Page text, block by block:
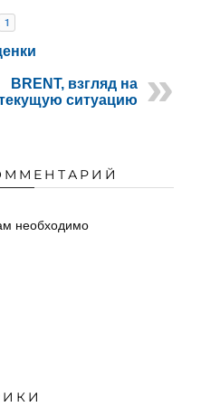
1
BRENT, взгляд на
ситуацию
необходимо